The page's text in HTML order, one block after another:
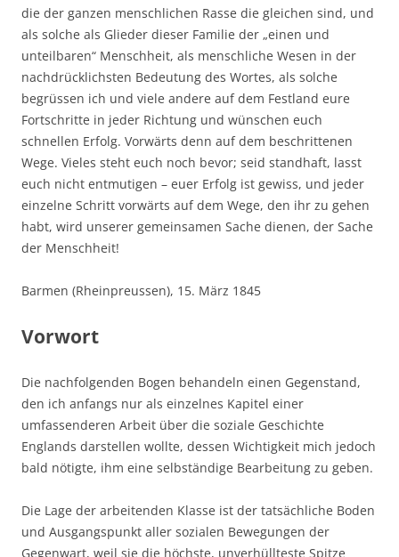
die der ganzen menschlichen Rasse die gleichen sind, und
als solche als Glieder dieser Familie der „einen und
unteilbaren“ Menschheit, als menschliche Wesen in der
nachdrücklichsten Bedeutung des Wortes, als solche
begrüssen ich und viele andere auf dem Festland eure
Fortschritte in jeder Richtung und wünschen euch
schnellen Erfolg. Vorwärts denn auf dem beschrittenen
Wege. Vieles steht euch noch bevor; seid standhaft, lasst
euch nicht entmutigen – euer Erfolg ist gewiss, und jeder
einzelne Schritt vorwärts auf dem Wege, den ihr zu gehen
habt, wird unserer gemeinsamen Sache dienen, der Sache
der Menschheit!
Barmen (Rheinpreussen), 15. März 1845
Vorwort
Die nachfolgenden Bogen behandeln einen Gegenstand,
den ich anfangs nur als einzelnes Kapitel einer
umfassenderen Arbeit über die soziale Geschichte
Englands darstellen wollte, dessen Wichtigkeit mich jedoch
bald nötigte, ihm eine selbständige Bearbeitung zu geben.
Die Lage der arbeitenden Klasse ist der tatsächliche Boden
und Ausgangspunkt aller sozialen Bewegungen der
Gegenwart, weil sie die höchste, unverhüllteste Spitze